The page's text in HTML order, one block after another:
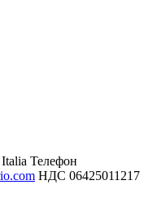
Телефон
НДС 06425011217